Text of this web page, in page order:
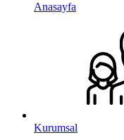
Anasayfa
Kurumsal